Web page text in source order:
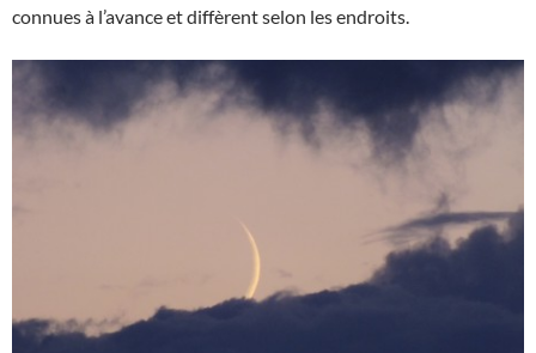
connues à l’avance et diffèrent selon les endroits.